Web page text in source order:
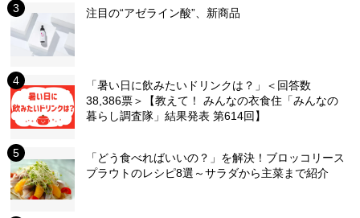
注目の“アゼライン酸”、新商品
「暑い日に飲みたいドリンクは？」＜回答数
38,386票＞【教えて！ みんなの衣食住「みんなの
暮らし調査隊」結果発表 第614回】
「どう食べればいいの？」を解決！ブロッコリース
プラウトのレシピ8選～サラダから主菜まで紹介